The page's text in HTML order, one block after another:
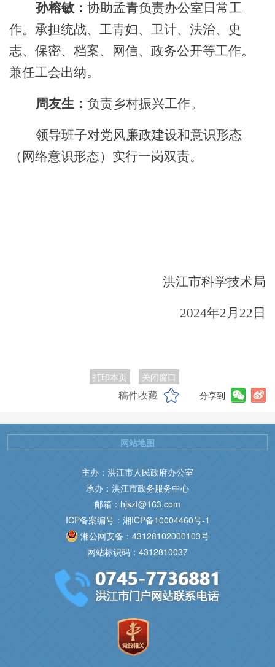
孙榕敏： 协助孟青负责办公室日常工
作。承担统战、工青妇、卫计、法治、史
志、保密、档案、网信、政务公开等工作。
兼任工会出纳。
周友生： 负责乡村振兴工作。
领导班子对党风廉政建设和意识形态
（网络意识形态）实行一岗双责。
洪江市科学技术局
2024年2月 22 日
打印本页 关闭窗口
稿件收藏 分享到
主办：洪江市人民政府办公室
承办：洪江市政务服务中心
邮箱：hjszf@163.com
ICP备案编号：湘ICP备10004460号-1
湘公网安备：43128102000103号
网站标识码：4312810037
网站地图